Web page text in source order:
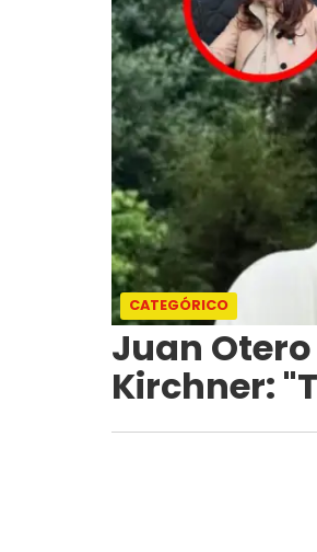
CATEGÓRICO
Juan
Kirchner: